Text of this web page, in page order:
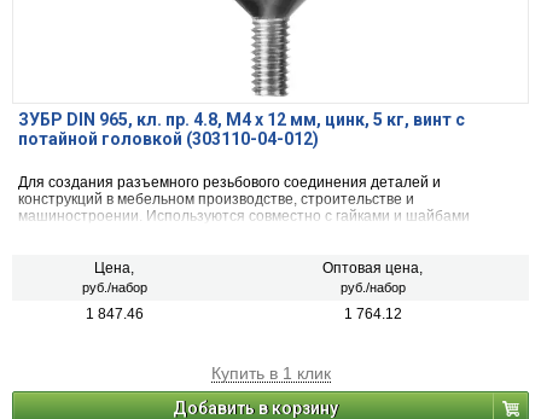
ЗУБР DIN 965, кл. пр. 4.8, M4 х 12 мм, цинк, 5 кг, винт с
потайной головкой (303110-04-012)
Для создания разъемного резьбового соединения деталей и
конструкций в мебельном производстве, строительстве и
машиностроении. Используются совместно с гайками и шайбами
Цена,
руб./набор
Оптовая цена,
руб./набор
1 847.46 1 764.12
Купить в 1 клик
Добавить в корзину